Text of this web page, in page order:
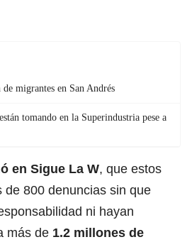
migrantes en San Andrés
tomando en la Superindustria pese a
en Sigue La W, que estos
de 800 denuncias sin que
ni hayan
más de 1.2 millones de